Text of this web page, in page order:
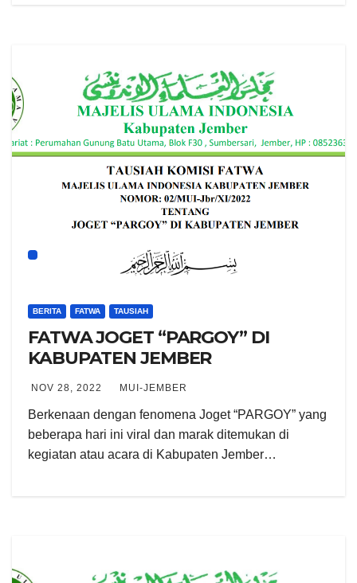
BERITA FATWA TAUSIAH
FATWA JOGET “PARGOY” DI
KABUPATEN JEMBER
NOV 28, 2022 MUI-JEMBER
Berkenaan dengan fenomena Joget “PARGOY” yang
beberapa hari ini viral dan marak ditemukan di
kegiatan atau acara di Kabupaten Jember…